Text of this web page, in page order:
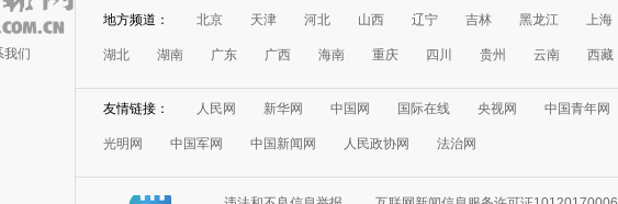
我们
地方频道： 北京 天津 河北 山西 辽宁 吉林 黑龙江 上海
湖北 湖南 广东 广西 海南 重庆 四川 贵州 云南 西藏
友情链接： 人民网 新华网 中国网 国际在线 央视网 中国青年网
光明网 中国军网 中国新闻网 人民政协网 法治网